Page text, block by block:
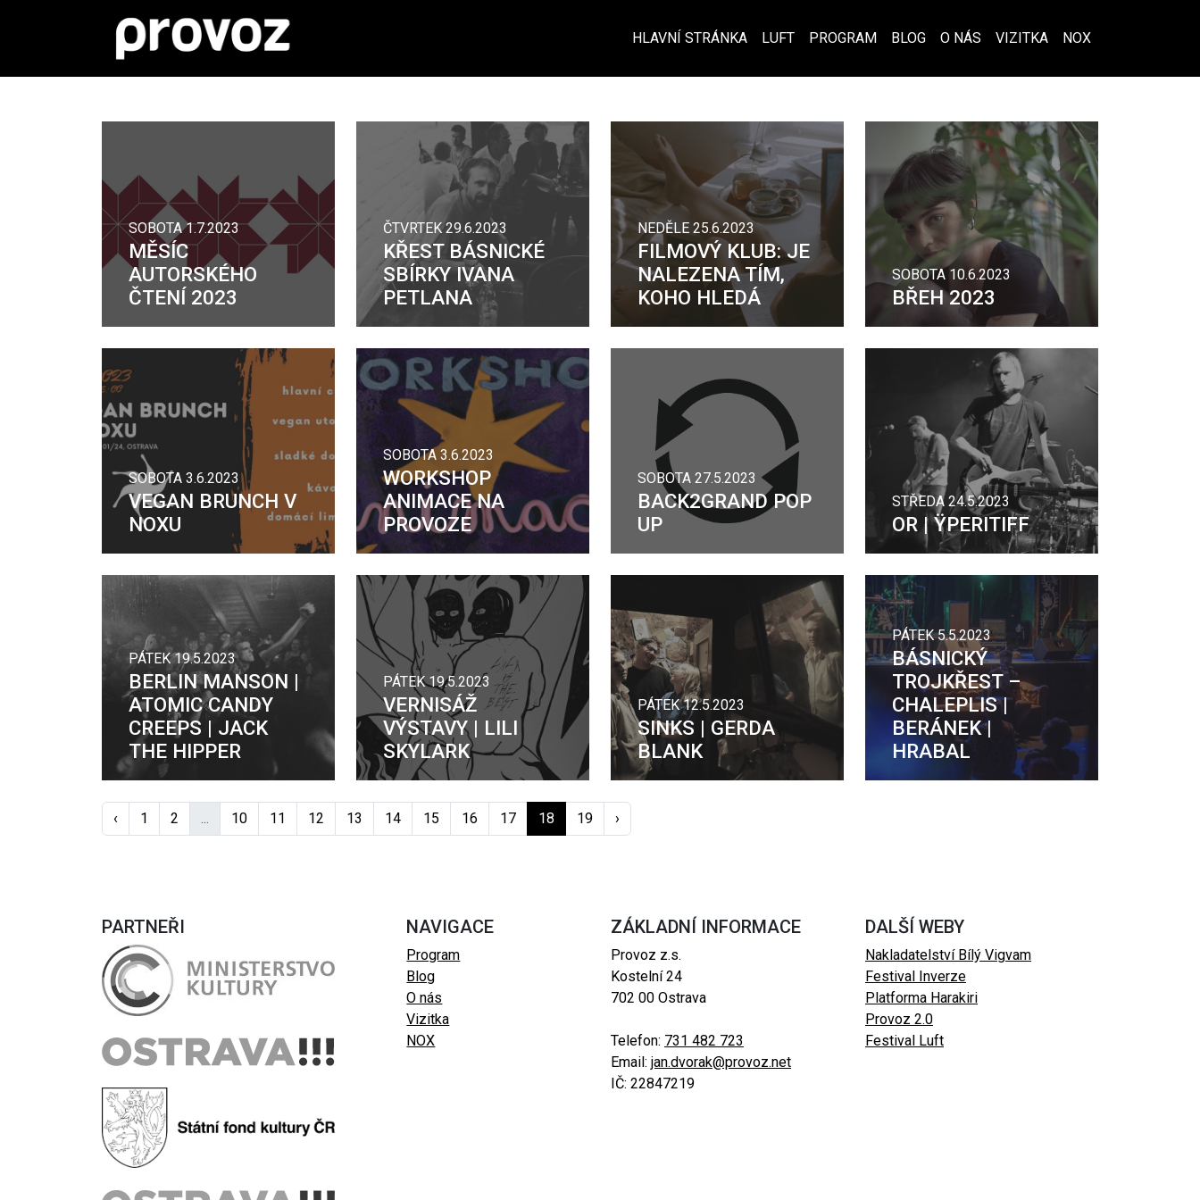
HLAVNÍ STRÁNKA LUFT PROGRAM BLOG O NÁS VIZITKA NOX
SOBOTA 1.7.2023
MĚSÍC
AUTORSKÉHO
ČTENÍ 2023
ČTVRTEK 29.6.2023
KŘEST BÁSNICKÉ
SBÍRKY IVANA
PETLANA
NEDĚLE 25.6.2023
FILMOVÝ KLUB: JE
NALEZENA TÍM,
KOHO HLEDÁ
SOBOTA 10.6.2023
BŘEH 2023
SOBOTA 3.6.2023
VEGAN BRUNCH V
NOXU
SOBOTA 3.6.2023
WORKSHOP
ANIMACE NA
PROVOZE
SOBOTA 27.5.2023
BACK2GRAND POP
UP
STŘEDA 24.5.2023
OR | ŸPERITIFF
PÁTEK 19.5.2023
BERLIN MANSON |
ATOMIC CANDY
CREEPS | JACK
THE HIPPER
PÁTEK 19.5.2023
VERNISÁŽ
VÝSTAVY | LILI
SKYLARK
PÁTEK 12.5.2023
SINKS | GERDA
BLANK
PÁTEK 5.5.2023
BÁSNICKÝ
TROJKŘEST –
CHALEPLIS |
BERÁNEK |
HRABAL
‹ 1 2 ... 10 11 12 13 14 15 16 17 18 19 ›
PARTNEŘI NAVIGACE
Program
Blog
O nás
Vizitka
NOX
ZÁKLADNÍ INFORMACE
Provoz z.s.
Kostelní 24
702 00 Ostrava
Telefon: 731 482 723
Email: jan.dvorak@provoz.net
IČ: 22847219
DALŠÍ WEBY
Nakladatelství Bílý Vigvam
Festival Inverze
Platforma Harakiri
Provoz 2.0
Festival Luft